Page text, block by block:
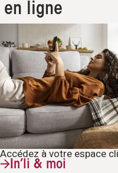
en ligne
Accédez à votre espace
In’li & moi